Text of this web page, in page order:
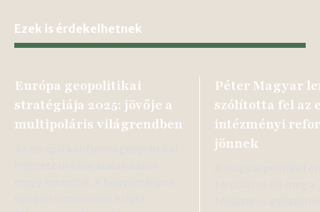
Ezek is érdekelhetnek
Európa geopolitikai
stratégiája 2025: jövője a
multipoláris világrendben
Péter Magyar
szólította fel az
intézményi
jönnek